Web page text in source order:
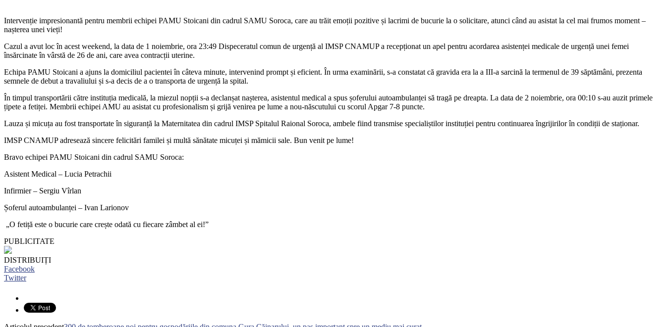
Intervenție impresionantă pentru membrii echipei PAMU Stoicani din cadrul SAMU Soroca, care au trăit emoții pozitive și lacrimi de bucurie la o solicitare, atunci când au asistat la cel mai frumos moment –
nașterea unei vieți!
Cazul a avut loc în acest weekend, la data de 1 noiembrie, ora 23:49 Dispeceratul comun de urgență al IMSP CNAMUP a recepționat un apel pentru acordarea asistenței medicale de urgență unei femei
însărcinate în vârstă de 26 de ani, care avea contracții uterine.
Echipa PAMU Stoicani a ajuns la domiciliul pacientei în câteva minute, intervenind prompt și eficient. În urma examinării, s-a constatat că gravida era la a III-a sarcină la termenul de 39 săptămâni, prezenta
semnele de debut a travaliului și s-a decis de a o transporta de urgență la spital.
În timpul transportării către instituția medicală, la miezul nopții s-a declanșat nașterea, asistentul medical a spus șoferului autoambulanței să tragă pe dreapta. La data de 2 noiembrie, ora 00:10 s-au auzit primele
țipete a fetiței. Membrii echipei AMU au asistat cu profesionalism și grijă venirea pe lume a nou-născutului cu scorul Apgar 7-8 puncte.
Lauza și micuța au fost transportate în siguranță la Maternitatea din cadrul IMSP Spitalul Raional Soroca, ambele fiind transmise specialiștilor instituției pentru continuarea îngrijirilor în condiții de staționar.
IMSP CNAMUP adresează sincere felicitări familei și multă sănătate micuței și mămicii sale. Bun venit pe lume!
Bravo echipei PAMU Stoicani din cadrul SAMU Soroca:
Asistent Medical – Lucia Petrachii
Infirmier – Sergiu Vîrlan
Șoferul autoambulanței – Ivan Larionov
„O fetiță este o bucurie care crește odată cu fiecare zâmbet al ei!”
PUBLICITATE
DISTRIBUIȚI
Facebook
Twitter